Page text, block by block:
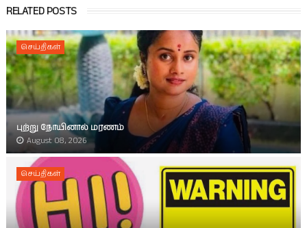
RELATED POSTS
செய்திகள்
புற்று நோயினால் மரணம்
August 08, 2026
செய்திகள்